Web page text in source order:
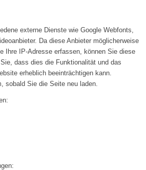
externe Dienste wie Google Webfonts,
Da diese Anbieter möglicherweise
Ihre IP-Adresse erfassen, können Sie diese
dass dies die Funktionalität und das
erheblich beeinträchtigen kann.
sobald Sie die Seite neu laden.